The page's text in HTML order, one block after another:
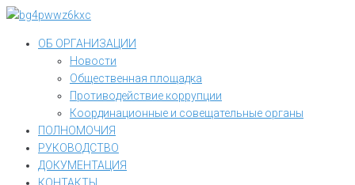
Перейти
контентуОБ ОРГАНИЗАЦИИ
Новости
Общественная площадка
Противодействие коррупции
Координационные и совещательные органы
ПОЛНОМОЧИЯ
РУКОВОДСТВО
ДОКУМЕНТАЦИЯ